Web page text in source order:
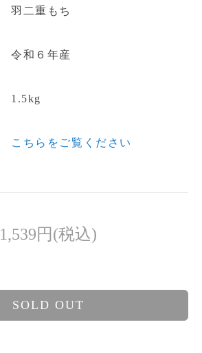
羽二重もち
令和６年産
1.5kg
こちらをご覧ください
1,539円(税込)
SOLD OUT